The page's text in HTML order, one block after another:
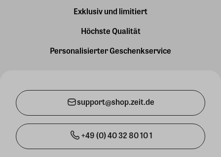
Exklusiv und limitiert
Höchste Qualität
Personalisierter Geschenkservice
support@shop.zeit.de
+49 (0) 40 32 80 10 1